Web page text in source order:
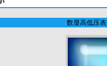
数显高低压表